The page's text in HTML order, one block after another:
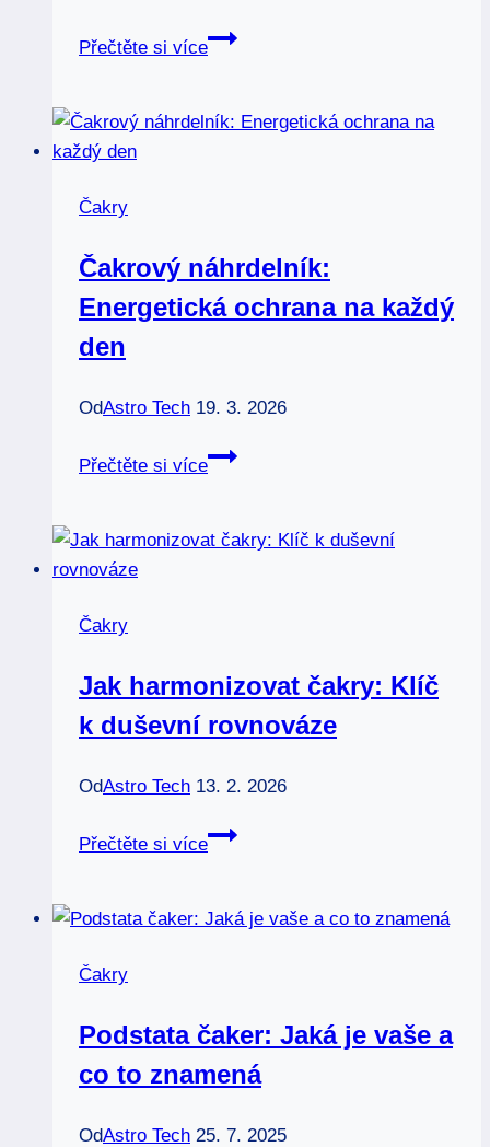
Přečtěte si více
Čakrové
pro
Čakry
Čakrový náhrdelník:
Energetická ochrana na každý
den
OdAstro Tech 19. 3. 2026
Přečtěte si více
Čakrový
ochrana
Čakry
Jak harmonizovat čakry: Klíč
k duševní rovnováze
OdAstro Tech 13. 2. 2026
Přečtěte si více
Jak
Klíč
Čakry
Podstata čaker: Jaká je vaše a
co to znamená
OdAstro Tech 25. 7. 2025